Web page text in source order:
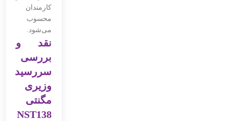
کارمندان
محسوب
می‌شود.
نقد و
بررسی
سررسید
وزیری
مگنتی
NST138